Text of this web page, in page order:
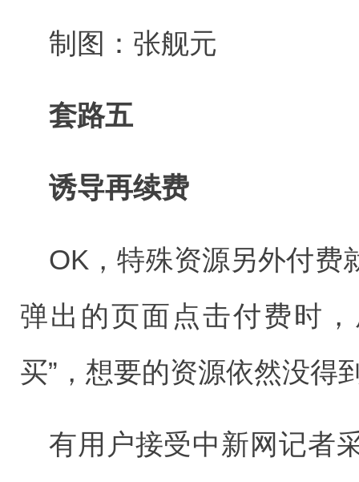
制图：张舰元
套路五
诱导再续费
OK，特殊资源另外付费
弹出的页面点击付费时
买”，想要的资源依然没得
有用户接受中新网记者